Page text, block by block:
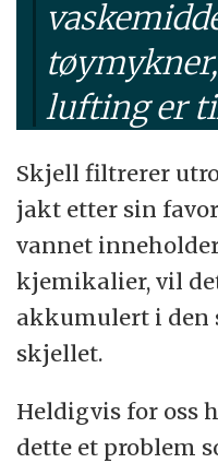
lufting er
Skjell filtrerer
jakt etter sin
vannet
kjemikalier, vil
akkumulert i den
skjellet.
Heldigvis for oss
dette et problem